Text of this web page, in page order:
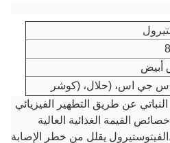
جي اس، (حلال، (كوشر
عن طريق التطهير الفيزيائي
القيمة الغذائية العالية
يقلل من خطر الإصابة